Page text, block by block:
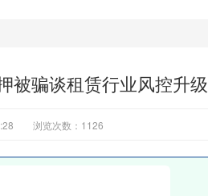
被骗谈租赁行业风控升级
浏览次数： 1126